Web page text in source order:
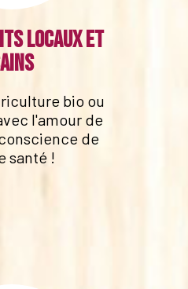
locaux et
bio ou
l'amour de
de
santé !